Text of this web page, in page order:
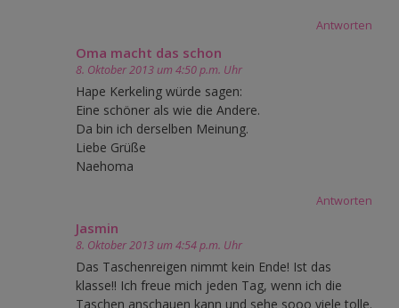
Antworten
Oma macht das schon
8. Oktober 2013 um 4:50 p.m. Uhr
Hape Kerkeling würde sagen:
Eine schöner als wie die Andere.
Da bin ich derselben Meinung.
Liebe Grüße
Naehoma
Antworten
Jasmin
8. Oktober 2013 um 4:54 p.m. Uhr
Das Taschenreigen nimmt kein Ende! Ist das
klasse!! Ich freue mich jeden Tag, wenn ich die
Taschen anschauen kann und sehe sooo viele tolle.